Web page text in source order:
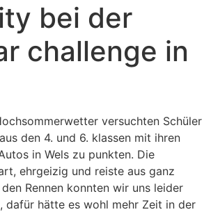
bei der
challenge in
versuchten Schüler
den 4. und 6. klassen mit ihren
in Wels zu punkten. Die
ehrgeizig und reiste aus ganz
Rennen konnten wir uns leider
dafür hätte es wohl mehr Zeit in der